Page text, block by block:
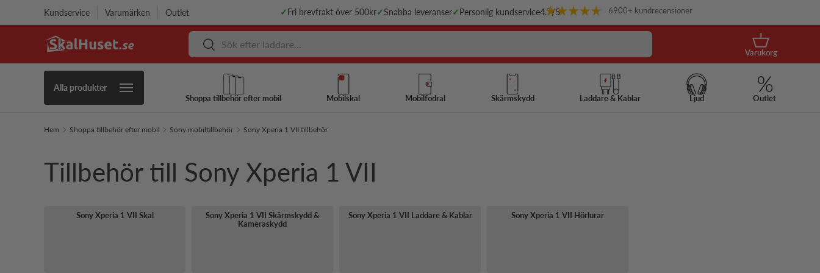
Kundservice Varumärken Outlet ✓ Fri brevfrakt över 500kr✓Snabba leveranser✓ Personlig kundservice4.7/5 6900+ kundrecensioner
Sök Sök
Korg
Varukorg
Alla produkter
Shoppa tillbehör efter mobil Mobilskal Mobilfodral Skärmskydd Laddare & Kablar Ljud Outlet
Hem Shoppa tillbehör efter mobil Sony mobiltillbehör Sony Xperia 1 VII tillbehör
Tillbehör till Sony Xperia 1 VII
Sony Xperia 1 VII Skal
Sony Xperia 1 VII Skärmskydd &
Kameraskydd
Sony Xperia 1 VII Laddare & Kablar Sony Xperia 1 VII Hörlurar